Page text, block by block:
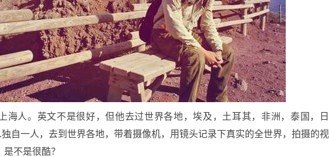
海人。英文不是很好，但他去过世界各地，埃及，土耳其，非洲，泰国，日
自一人，去到世界各地，带着摄像机，用镜头记录下真实的全世界，拍摄的视
不是很酷？